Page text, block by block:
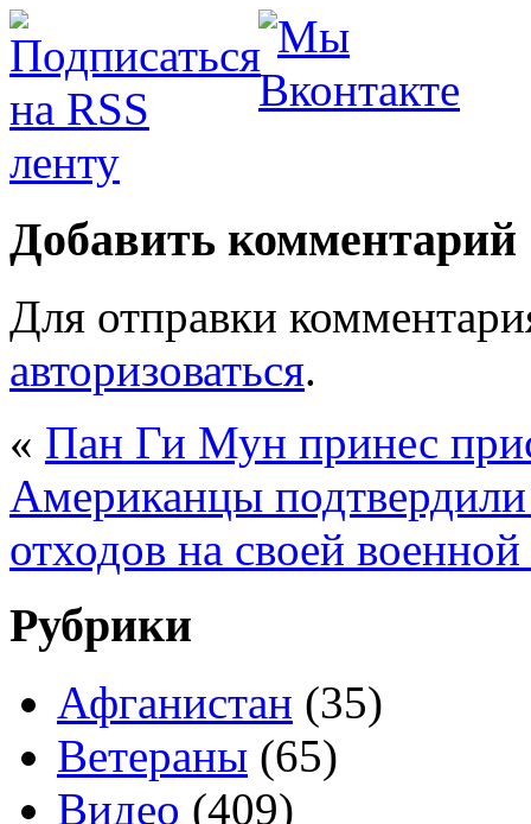
Добавить комментарий
Для отправки
авторизоваться.
« Пан Ги Мун принес
Американцы
отходов на своей военной
Рубрики
Афганистан (35)
Ветераны (65)
Видео (409)